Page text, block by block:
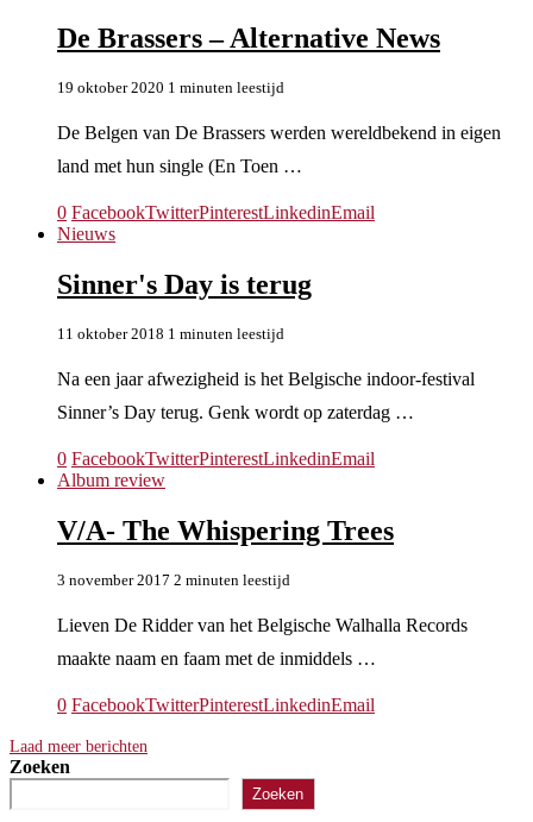
De Brassers – Alternative News
19 oktober 2020 1 minuten leestijd
De Belgen van De Brassers werden wereldbekend in eigen
land met hun single (En Toen …
0 FacebookTwitterPinterestLinkedinEmail
Nieuws
Sinner's Day is terug
11 oktober 2018 1 minuten leestijd
Na een jaar afwezigheid is het Belgische indoor-festival
Sinner’s Day terug. Genk wordt op zaterdag …
0 FacebookTwitterPinterestLinkedinEmail
Album review
V/A- The Whispering Trees
3 november 2017 2 minuten leestijd
Lieven De Ridder van het Belgische Walhalla Records
maakte naam en faam met de inmiddels …
0 FacebookTwitterPinterestLinkedinEmail
Laad meer berichten
Zoeken
Zoeken